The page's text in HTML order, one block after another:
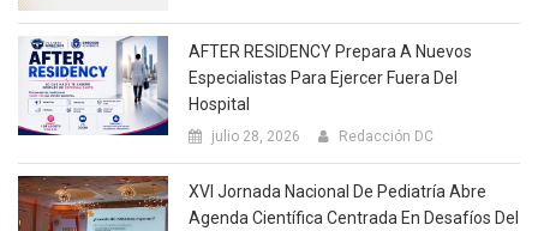
AFTER RESIDENCY Prepara A Nuevos
Especialistas Para Ejercer Fuera Del
Hospital
julio 28, 2026 Redacción DC
XVI Jornada Nacional De Pediatría Abre
Agenda Científica Centrada En Desafíos Del